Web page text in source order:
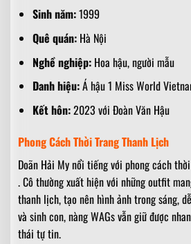
Sinh năm:1999
Quê quán:Hà Nội
Nghề nghiệp:Hoa hậu, người mẫu
Danh hiệu:Á hậu 1 Miss World
Kết hôn:2023 với Đoàn Văn Hậu
Phong Cách Thời Trang Thanh Lịch
Doãn Hải My nổi tiếng với phong cách
. Cô thường xuất hiện với những outfit
thanh lịch, tạo nên hình ảnh trong sáng,
và sinh con, nàng WAGs vẫn giữ được
thái tự tin.